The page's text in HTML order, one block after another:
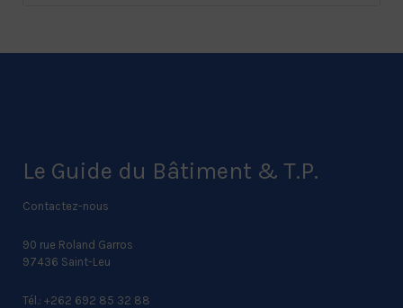
Le Guide du Bâtiment & T.P.
Contactez-nous
90 rue Roland Garros
97436 Saint-Leu
Tél.: +262 692 85 32 88